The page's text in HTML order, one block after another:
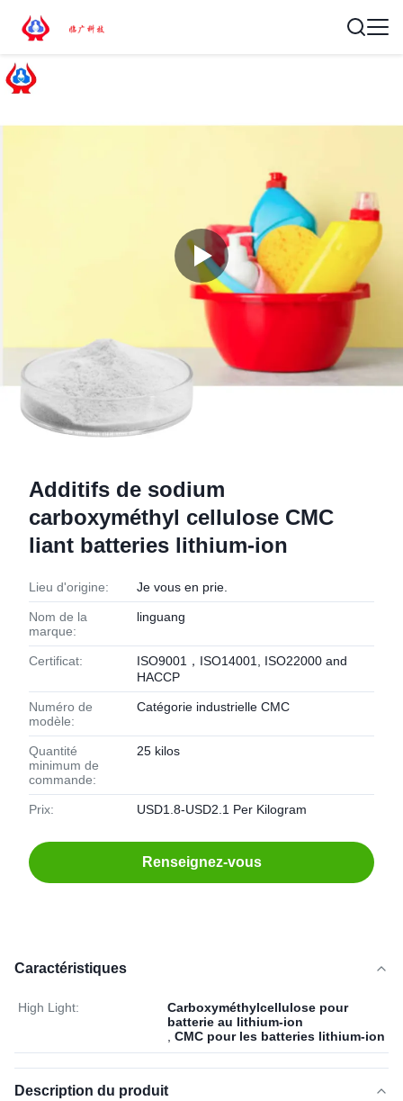
Additifs de sodium
carboxyméthyl cellulose CMC
liant batteries lithium-ion
Lieu d'origine: Je vous en prie.
Nom de la
marque:
linguang
Certificat:
ISO9001，ISO14001, ISO22000 and
HACCP
Numéro de
modèle:
Catégorie industrielle CMC
Quantité
minimum de
commande:
25 kilos
Prix: USD1.8-USD2.1 Per Kilogram
Renseignez-vous
Caractéristiques
High Light:
Carboxyméthylcellulose pour
batterie au lithium-ion
CMC pour les batteries lithium-ion
Description du produit